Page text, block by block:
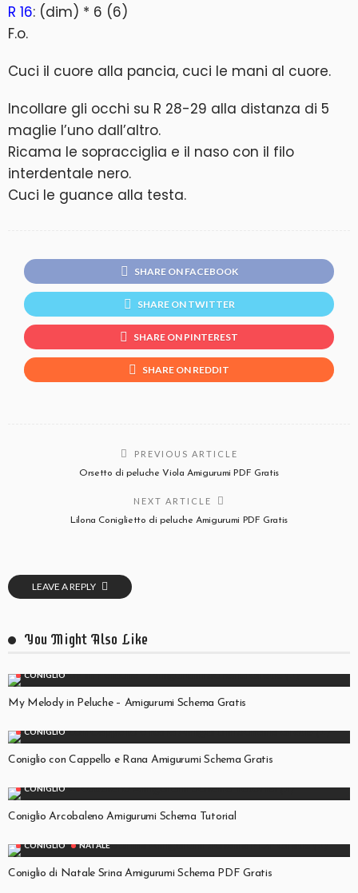
R 16: (dim) * 6 (6)
F.o.
Cuci il cuore alla pancia, cuci le mani al cuore.
Incollare gli occhi su R 28-29 alla distanza di 5
maglie l’uno dall’altro.
Ricama le sopracciglia e il naso con il filo
interdentale nero.
Cuci le guance alla testa.
SHARE ON FACEBOOK
SHARE ON TWITTER
SHARE ON PINTEREST
SHARE ON REDDIT
PREVIOUS ARTICLE
Orsetto di peluche Viola Amigurumi PDF Gratis
NEXT ARTICLE
Lilona Coniglietto di peluche Amigurumi PDF Gratis
LEAVE A REPLY
You Might Also Like
CONIGLIO
My Melody in Peluche – Amigurumi Schema Gratis
CONIGLIO
Coniglio con Cappello e Rana Amigurumi Schema Gratis
CONIGLIO
Coniglio Arcobaleno Amigurumi Schema Tutorial
CONIGLIO NATALE
Coniglio di Natale Srina Amigurumi Schema PDF Gratis